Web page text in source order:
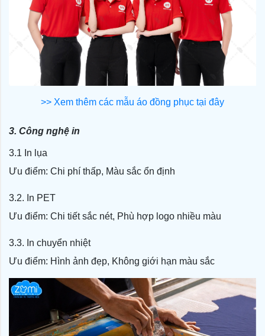
>> Xem thêm các mẫu áo đồng phục tại đây
3. Công nghệ in
3.1 In lụa
Ưu điểm: Chi phí thấp, Màu sắc ổn định
3.2. In PET
Ưu điểm: Chi tiết sắc nét, Phù hợp logo nhiều màu
3.3. In chuyển nhiệt
Ưu điểm: Hình ảnh đẹp, Không giới hạn màu sắc